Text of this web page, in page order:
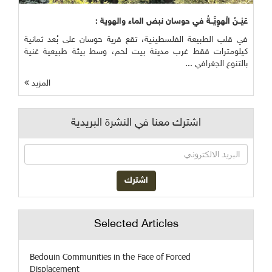
عَيْــنُ الْهوِيَّــةُ في حوسان نبض الماء والهوية :
في قلب الطبيعة الفلسطينية، تقع قرية حوسان على بُعد ثمانية
كيلومترات فقط غرب مدينة بيت لحم، وسط بيئة طبيعية غنية
بالتنوع الجغرافي ...
المزيد
اشترك معنا في النشرة البريدية
Selected Articles
Bedouin Communities in the Face of Forced
Displacement